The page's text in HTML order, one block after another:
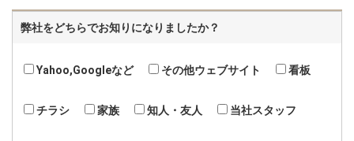
弊社をどちらでお知りになりましたか？
Yahoo,Googleなど その他ウェブサイト 看板
チラシ 家族 知人・友人 当社スタッフ